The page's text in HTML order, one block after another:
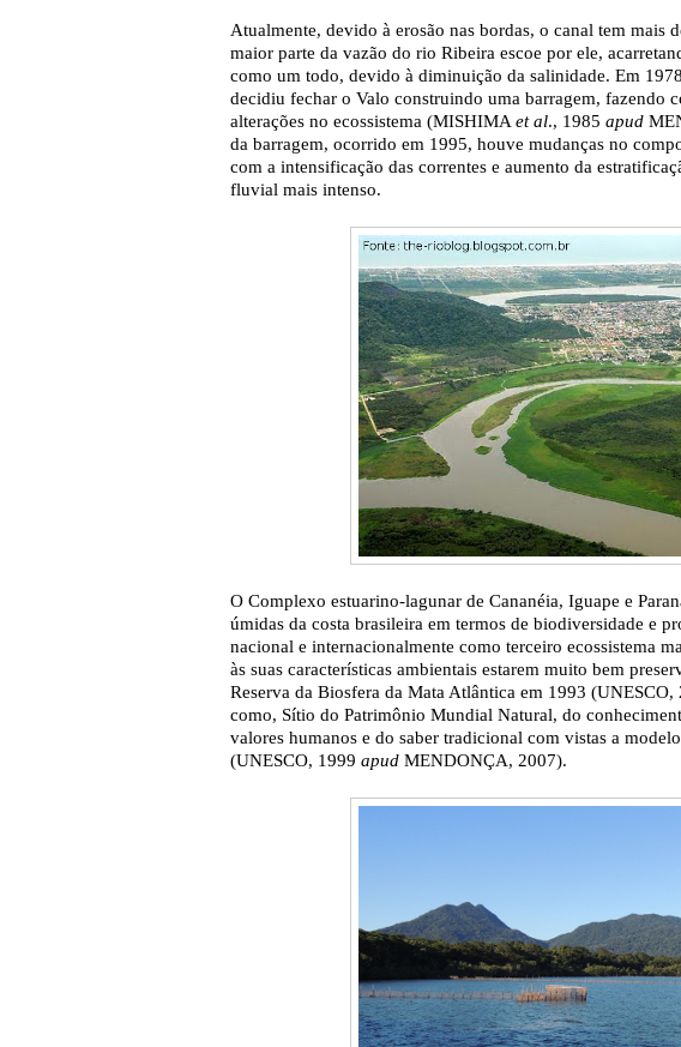
Atualmente, devido à erosão nas bordas, o canal tem mais
maior parte da vazão do rio Ribeira escoe por ele,
como um todo, devido à diminuição da salinidade. Em
decidiu fechar o Valo construindo uma barragem, fazendo
alterações no ecossistema (MISHIMA et al., 1985 apud
da barragem, ocorrido em 1995, houve mudanças no
com a intensificação das correntes e aumento da
fluvial mais intenso.
O Complexo estuarino-lagunar de Cananéia, Iguape e
úmidas da costa brasileira em termos de biodiversidade e
nacional e internacionalmente como terceiro ecossistema
às suas características ambientais estarem muito bem
Reserva da Biosfera da Mata Atlântica em 1993 (UNESCO,
como, Sítio do Patrimônio Mundial Natural, do
valores humanos e do saber tradicional com vistas a
(UNESCO, 1999 apud MENDONÇA, 2007).